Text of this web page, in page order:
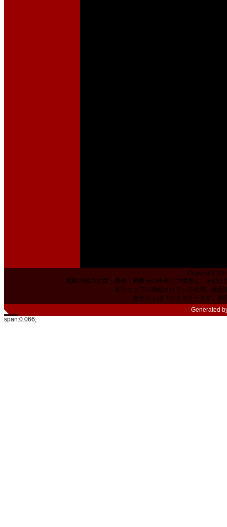
Copyright
掲載内容の文章・価格・画像その他全ての情報は、その
本ショップに掲載されている社名、商
当サイトはリンクフリーです。相
Generated
span:0.066;